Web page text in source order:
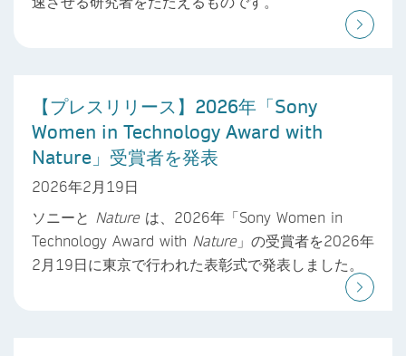
【プレスリリース】2026年「Sony
Women in Technology Award with
Nature」受賞者を発表
2026年2月19日
ソニーと Natureは、2026年「Sony Women in
Technology Award with Nature」の受賞者を2026年
2月19日に東京で行われた表彰式で発表しました。